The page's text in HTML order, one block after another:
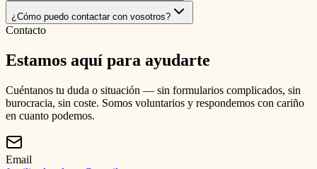
¿Cómo puedo contactar con vosotros?
Contacto
Estamos aquí para ayudarte
Cuéntanos tu duda o situación — sin formularios complicados, sin
burocracia, sin coste. Somos voluntarios y respondemos con cariño
en cuanto podemos.
Email